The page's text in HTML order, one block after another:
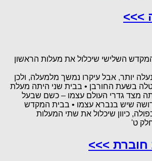
>>>
השלישי שיכלול את מעלות הראשון
יותר, אבל עיקרו נמשך מלמעלה, ולכן
בשעת החורבן • בבית שני היתה מעלת
מצד גדרי העולם עצמו – כשם שבעל
שיש בנברא עצמו • בבית המקדש
כיוון שיכלול את שתי המעלות
ט'
חוברת >>>